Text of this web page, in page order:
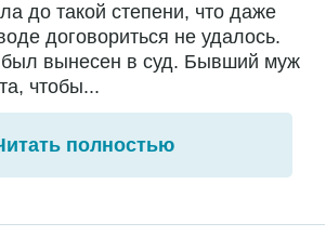
до такой степени, что даже
договориться не удалось.
вынесен в суд. Бывший муж
чтобы...
полностью